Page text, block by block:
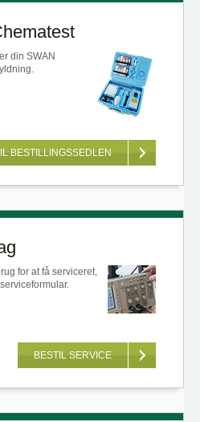
din SWAN
BESTILLINGSSEDLEN
for at få serviceret,
BESTIL SERVICE